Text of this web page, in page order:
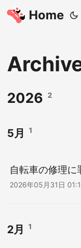
Home
2026 2
5月 1
自転車の修理に
2026年05月31日
2月 1